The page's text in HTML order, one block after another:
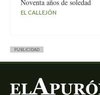
Noventa años de soledad
EL CALLEJÓN
PUBLICIDAD